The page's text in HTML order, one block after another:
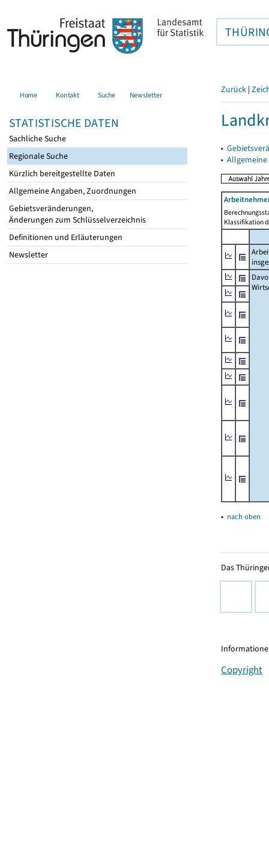
Home Kontakt Suche Newsletter
STATISTISCHE DATEN
Sachliche Suche
Regionale Suche
Kürzlich bereitgestellte Daten
Allgemeine Angaben, Zuordnungen
Gebietsveränderungen,
Änderungen zum Schlüsselverzeichnis
Definitionen und Erläuterungen
Newsletter
Zurück |
▸
▸
Klassifikation
▴ nach oben
Das
Copyright